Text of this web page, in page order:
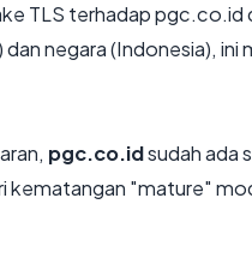
TLS terhadap
negara (Indonesia),
pgc.co.idsudah ada
kematangan "mature"